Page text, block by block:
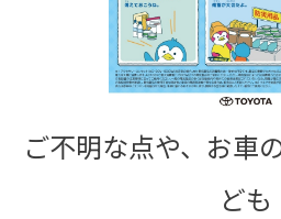
ご不明な点や、お車
ども